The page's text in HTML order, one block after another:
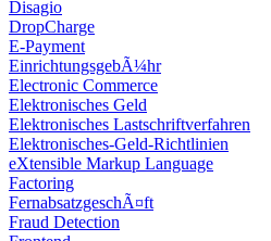
Disagio
DropCharge
E-Payment
EinrichtungsgebÃ¼hr
Electronic Commerce
Elektronisches Geld
Elektronisches Lastschriftverfahren
Elektronisches-Geld-Richtlinien
eXtensible Markup Language
Factoring
FernabsatzgeschÃ¤ft
Fraud Detection